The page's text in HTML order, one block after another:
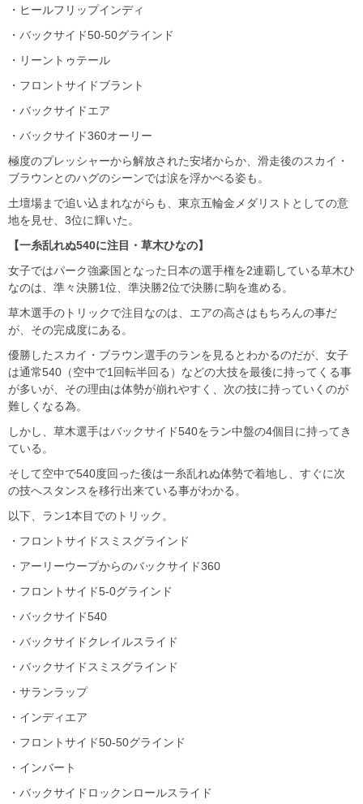
・ヒールフリップインディ
・バックサイド50-50グラインド
・リーントゥテール
・フロントサイドブラント
・バックサイドエア
・バックサイド360オーリー
極度のプレッシャーから解放された安堵からか、滑走後のスカイ・
ブラウンとのハグのシーンでは涙を浮かべる姿も。
土壇場まで追い込まれながらも、東京五輪金メダリストとしての意
地を見せ、3位に輝いた。
【一糸乱れぬ540に注目・草木ひなの】
女子ではパーク強豪国となった日本の選手権を2連覇している草木ひ
なのは、準々決勝1位、準決勝2位で決勝に駒を進める。
草木選手のトリックで注目なのは、エアの高さはもちろんの事だ
が、その完成度にある。
優勝したスカイ・ブラウン選手のランを見るとわかるのだが、女子
は通常540（空中で1回転半回る）などの大技を最後に持ってくる事
が多いが、その理由は体勢が崩れやすく、次の技に持っていくのが
難しくなる為。
しかし、草木選手はバックサイド540をラン中盤の4個目に持ってき
ている。
そして空中で540度回った後は一糸乱れぬ体勢で着地し、すぐに次
の技へスタンスを移行出来ている事がわかる。
以下、ラン1本目でのトリック。
・フロントサイドスミスグラインド
・アーリーウープからのバックサイド360
・フロントサイド5-0グラインド
・バックサイド540
・バックサイドクレイルスライド
・バックサイドスミスグラインド
・サランラップ
・インディエア
・フロントサイド50-50グラインド
・インバート
・バックサイドロックンロールスライド